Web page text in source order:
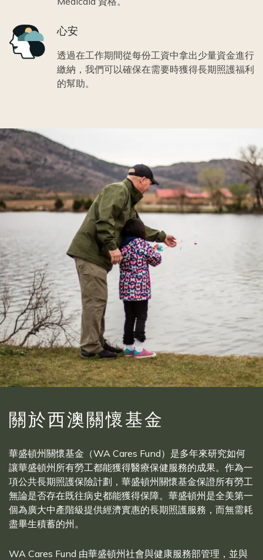
Icon 心安
透過在工作期間從每份工資中拿出少量資金進行
繳納，我們可以確保在需要時獲得長期照護福利
的幫助。
關於西澳關懷基金
華盛頓州關懷基金（WA Cares Fund）是多年來研究如何
讓華盛頓州所有勞工都能獲得醫療保健服務的成果。作為一
項公共長期照護保險計劃，華盛頓州關懷基金保證所有勞工
無論是否存在既往病史都能獲得保障。華盛頓州是全美第一
個為廣大中產階級提供經濟實惠的長期照護服務，而無需耗
盡畢生積蓄的州。
WA Cares Fund 由華盛頓州社會與健康服務部管理，並與
Image